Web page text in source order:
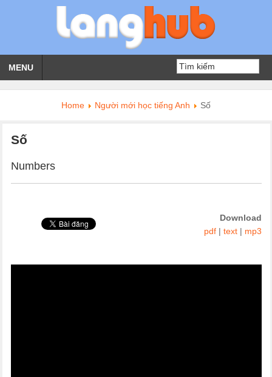
MENU
Home Người mới học tiếng Anh Số
Số
Numbers
Download
pdf| text| mp3